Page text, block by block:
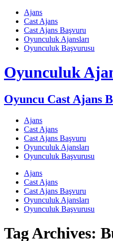
Skip
content
Ajans
Cast Ajans
Cast Ajans Başvuru
Oyunculuk Ajansları
Oyunculuk Başvurusu
Oyunculuk
Oyuncu Cast Ajans
Ajans
Cast Ajans
Cast Ajans Başvuru
Oyunculuk Ajansları
Oyunculuk Başvurusu
Ajans
Cast Ajans
Cast Ajans Başvuru
Oyunculuk Ajansları
Oyunculuk Başvurusu
Tag Archives: